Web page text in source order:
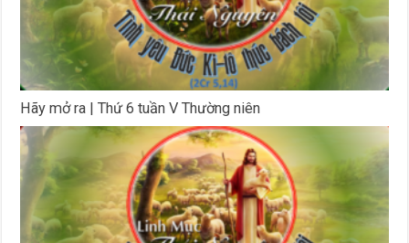
Hãy mở ra | Thứ 6 tuần V Thường niên